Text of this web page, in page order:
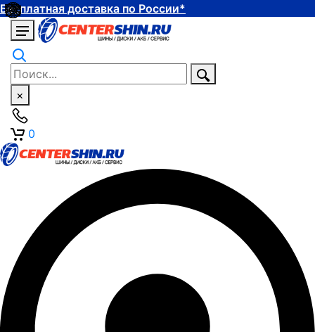
Бесплатная доставка по России*
×
0